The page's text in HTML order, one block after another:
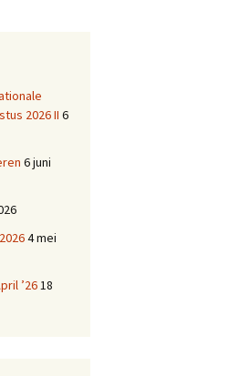
2026 II 6
6 juni
4 mei
’2618